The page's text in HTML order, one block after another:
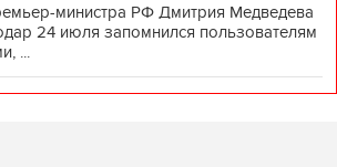
министра РФ Дмитрия Медведева
24 июля запомнился пользователям
...